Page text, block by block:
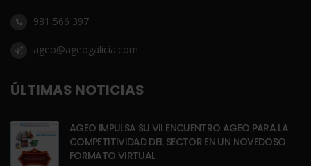
981 566 397
ageo@ageogalicia.com
ÚLTIMAS NOTICIAS
AGEO IMPULSA SU VII ENCUENTRO AGEO PARA LA
COMPETITIVIDAD DEL SECTOR EN UN NOVEDOSO
FORMATO VIRTUAL